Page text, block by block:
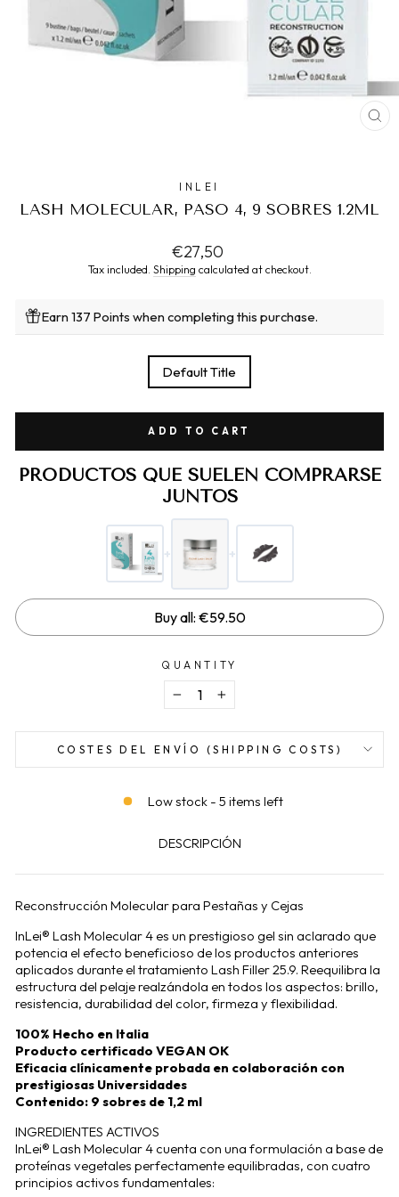
INLEI
LASH MOLECULAR, PASO 4, 9 SOBRES 1.2ML
Regular
price
€27,50
Tax included. Shipping calculated at checkout.
Earn 137 Points when completing this purchase.
Default Title
ADD TO CART
PRODUCTOS QUE SUELEN COMPRARSE
JUNTOS
+ +
Buy all: €59.50
QUANTITY
− +
COSTES DEL ENVÍO (SHIPPING COSTS)
Low stock - 5 items left
DESCRIPCIÓN
Reconstrucción Molecular para Pestañas y Cejas
InLei® Lash Molecular 4 es un prestigioso gel sin aclarado que
potencia el efecto beneficioso de los productos anteriores
aplicados durante el tratamiento Lash Filler 25.9. Reequilibra la
estructura del pelaje realzándola en todos los aspectos: brillo,
resistencia, durabilidad del color, firmeza y flexibilidad.
100% Hecho en Italia
Producto certificado VEGAN OK
Eficacia clínicamente probada en colaboración con
prestigiosas Universidades
Contenido: 9 sobres de 1,2 ml
INGREDIENTES ACTIVOS
InLei® Lash Molecular 4 cuenta con una formulación a base de
proteínas vegetales perfectamente equilibradas, con cuatro
principios activos fundamentales: